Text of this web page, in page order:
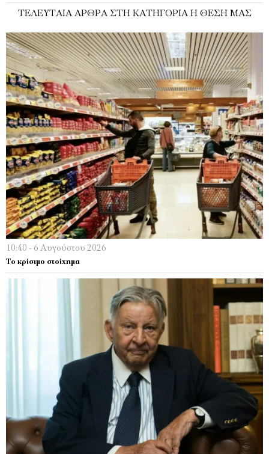
ΤΕΛΕΥΤΑΊΑ ΆΡΘΡΑ ΣΤΗ ΚΑΤΗΓΟΡΊΑ Η ΘΈΣΗ ΜΑΣ
10:40 - 6 Αυγούστου 2026
Το κρίσιμο στοίχημα